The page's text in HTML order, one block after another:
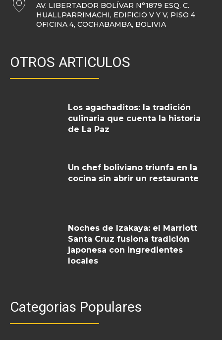
AV. LIBERTADOR BOLÍVAR N°1879 ESQ. C.
HUALLPARRIMACHI, EDIFICIO V Y V, PISO 4
OFICINA 4, COCHABAMBA, BOLIVIA
OTROS ARTICULOS
Los agachaditos: la tradición
culinaria que cuenta la historia
de La Paz
Un chef boliviano triunfa en la
cocina sin abrir un restaurante
Noches de Izakaya: el Marriott
Santa Cruz fusiona tradición
japonesa con ingredientes
locales
Categorias Populares